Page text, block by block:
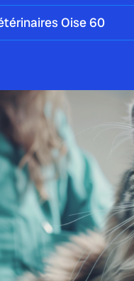
publié le 22 décembre 2023 par
Comment soigner un
bave ?
ou de
chat qui bave abondamment.
Oise60